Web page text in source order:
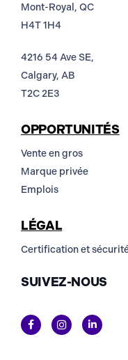
Mont-Royal, QC
H4T 1H4
4216 54 Ave SE,
Calgary, AB
T2C 2E3
OPPORTUNITÉS
Vente en gros
Marque privée
Emplois
LÉGAL
Certification et
SUIVEZ-NOUS